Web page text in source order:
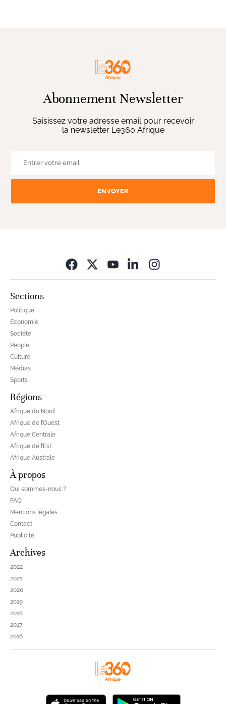
Abonnement Newsletter
Saisissez votre adresse email pour recevoir
la newsletter Le360 Afrique
ENVOYER
Sections
Politique
Economie
Société
People
Culture
Médias
Sports
Régions
Afrique du Nord
Afrique de l’Ouest
Afrique Centrale
Afrique de l’Est
Afrique Australe
À propos
Qui sommes-nous ?
FAQ
Mentions légales
Contact
Publicité
Archives
2022
2021
2020
2019
2018
2017
2016